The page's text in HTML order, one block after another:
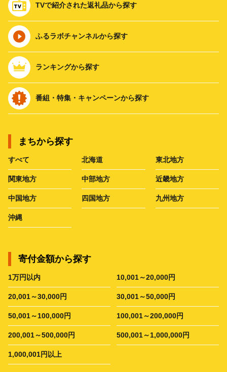
TVで紹介された返礼品から探す
ふるラボチャンネルから探す
ランキングから探す
番組・特集・キャンペーンから探す
まちから探す
すべて 北海道 東北地方
関東地方 中部地方 近畿地方
中国地方 四国地方 九州地方
沖縄
寄付金額から探す
1万円以内 10,001～20,000円
20,001～30,000円 30,001～50,000円
50,001～100,000円 100,001～200,000円
200,001～500,000円 500,001～1,000,000円
1,000,001円以上